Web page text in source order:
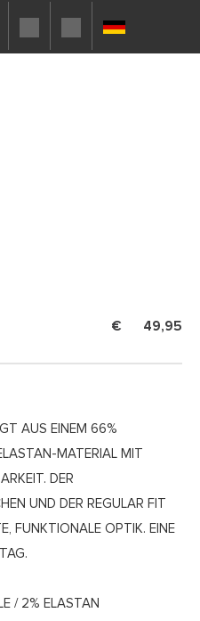
49,95
AUS EINEM 66%
MATERIAL MIT
DER
UND DER REGULAR FIT VE
OPTIK. EINE ZE
/ 2% ELASTAN